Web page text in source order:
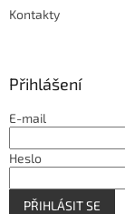
Kontakty
Přihlášení
E-mail
Heslo
PŘIHLÁSIT SE